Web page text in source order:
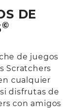
DE
©
de juegos
Scratchers
cualquier
disfrutas de
con amigos